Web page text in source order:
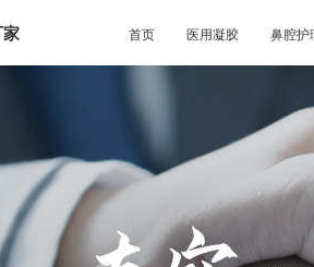
首页 医用凝胶 鼻腔护